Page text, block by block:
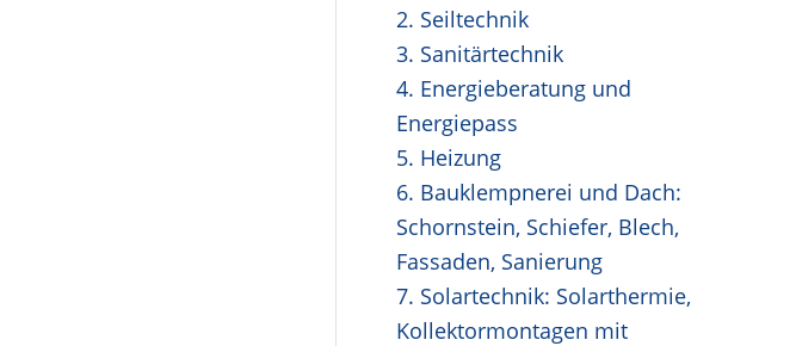
2. Seiltechnik
3. Sanitärtechnik
4. Energieberatung und
Energiepass
5. Heizung
6. Bauklempnerei und Dach:
Schornstein, Schiefer, Blech,
Fassaden, Sanierung
7. Solartechnik: Solarthermie,
Kollektormontagen mit